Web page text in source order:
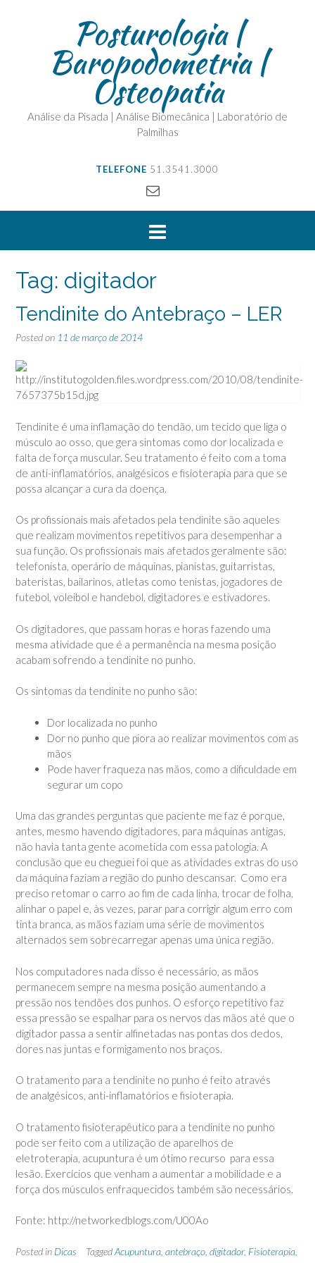
Posturologia |
Baropodometria |
Osteopatia
Análise da Pisada | Análise Biomecânica | Laboratório de
Palmilhas
TELEFONE 51.3541.3000
Tag: digitador
Tendinite do Antebraço – LER
Posted on 11 de março de 2014
Tendinite é uma inflamação do tendão, um tecido que liga o
músculo ao osso, que gera sintomas como dor localizada e
falta de força muscular. Seu tratamento é feito com a toma
de anti-inflamatórios, analgésicos e fisioterapia para que se
possa alcançar a cura da doença.
Os profissionais mais afetados pela tendinite são aqueles
que realizam movimentos repetitivos para desempenhar a
sua função. Os profissionais mais afetados geralmente são:
telefonista, operário de máquinas, pianistas, guitarristas,
bateristas, bailarinos, atletas como tenistas, jogadores de
futebol, voleibol e handebol, digitadores e estivadores.
Os digitadores, que passam horas e horas fazendo uma
mesma atividade que é a permanência na mesma posição
acabam sofrendo a tendinite no punho.
Os sintomas da tendinite no punho são:
Dor localizada no punho
Dor no punho que piora ao realizar movimentos com as
mãos
Pode haver fraqueza nas mãos, como a dificuldade em
segurar um copo
Uma das grandes perguntas que paciente me faz é porque,
antes, mesmo havendo digitadores, para máquinas antigas,
não havia tanta gente acometida com essa patologia. A
conclusão que eu cheguei foi que as atividades extras do uso
da máquina faziam a região do punho descansar. Como era
preciso retomar o carro ao fim de cada linha, trocar de folha,
alinhar o papel e, às vezes, parar para corrigir algum erro com
tinta branca, as mãos faziam uma série de movimentos
alternados sem sobrecarregar apenas uma única região.
Nos computadores nada disso é necessário, as mãos
permanecem sempre na mesma posição aumentando a
pressão nos tendões dos punhos. O esforço repetitivo faz
essa pressão se espalhar para os nervos das mãos até que o
digitador passa a sentir alfinetadas nas pontas dos dedos,
dores nas juntas e formigamento nos braços.
O tratamento para a tendinite no punho é feito através
de analgésicos, anti-inflamatórios e fisioterapia.
O tratamento fisioterapêutico para a tendinite no punho
pode ser feito com a utilização de aparelhos de
eletroterapia, acupuntura é um ótimo recurso para essa
lesão. Exercícios que venham a aumentar a mobilidade e a
força dos músculos enfraquecidos também são necessários.
Fonte: http://networkedblogs.com/U00Ao
Posted in Dicas TaggedAcupuntura antebraço digitador, Fisioterapia